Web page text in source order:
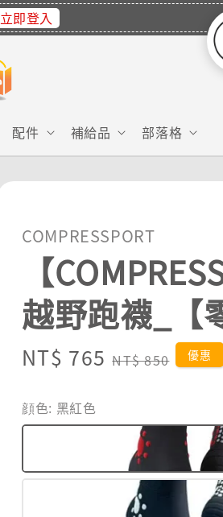
立即登入
配件 補給品 部落格
COMPRESSPORT
【
越野跑襪_【
Sale
NT$ 765 Regular
NT$ 850 優惠
顔色: 黑紅色